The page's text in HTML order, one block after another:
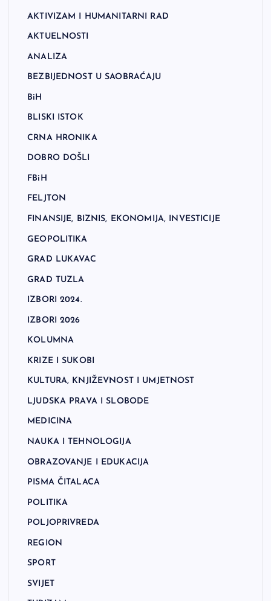
AKTIVIZAM I HUMANITARNI RAD
AKTUELNOSTI
ANALIZA
BEZBIJEDNOST U SAOBRAĆAJU
BiH
BLISKI ISTOK
CRNA HRONIKA
DOBRO DOŠLI
FBiH
FELJTON
FINANSIJE, BIZNIS, EKONOMIJA, INVESTICIJE
GEOPOLITIKA
GRAD LUKAVAC
GRAD TUZLA
IZBORI 2024.
IZBORI 2026
KOLUMNA
KRIZE I SUKOBI
KULTURA, KNJIŽEVNOST I UMJETNOST
LJUDSKA PRAVA I SLOBODE
MEDICINA
NAUKA I TEHNOLOGIJA
OBRAZOVANJE I EDUKACIJA
PISMA ČITALACA
POLITIKA
POLJOPRIVREDA
REGION
SPORT
SVIJET